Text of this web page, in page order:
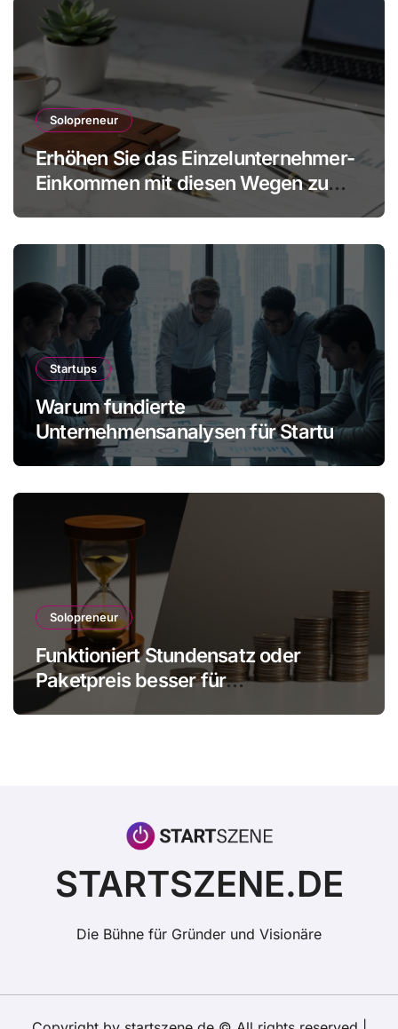
Solopreneur
Erhöhen Sie das Einzelunternehmer-
Einkommen mit diesen Wegen zu
mehr Gewinn ohne Mitarbeiter
Startups
Warum fundierte
Unternehmensanalysen für Startups
immer wichtiger werden
Solopreneur
Funktioniert Stundensatz oder
Paketpreis besser für
Einzelunternehmer?
STARTSZENE.DE
Die Bühne für Gründer und Visionäre